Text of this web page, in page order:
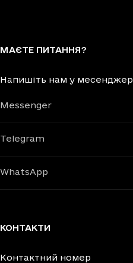
МАЄТЕ ПИТАННЯ?
Напишіть нам у месенджер
Messenger
Telegram
WhatsApp
КОНТАКТИ
Контактний номер